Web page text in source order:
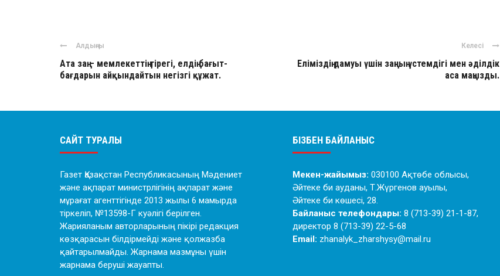
Алдыңғы
Ата заң – мемлекеттің тірегі, елдің бағыт-
бағдарын айқындайтын негізгі құжат.
Келесі
Еліміздің дамуы үшін заңның үстемдігі мен әділдік
аса маңызды.
САЙТ ТУРАЛЫ
Газет Қазақстан Республикасының Мәдениет
және ақпарат министрлігінің ақпарат және
мұрағат агенттігінде 2013 жылы 6 мамырда
тіркеліп, №13598-Г куәлігі берілген.
Жарияланым авторларының пікірі редакция
көзқарасын білдірмейді және қолжазба
қайтарылмайды. Жарнама мазмұны үшін
жарнама беруші жауапты.
БІЗБЕН БАЙЛАНЫС
Мекен-жайымыз: 030100 Ақтөбе облысы,
Әйтеке би ауданы, Т.Жүргенов ауылы,
Әйтеке би көшесі, 28.
Байланыс телефондары: 8 (713-39) 21-1-87,
директор 8 (713-39) 22-5-68
Email: zhanalyk_zharshysy@mail.ru